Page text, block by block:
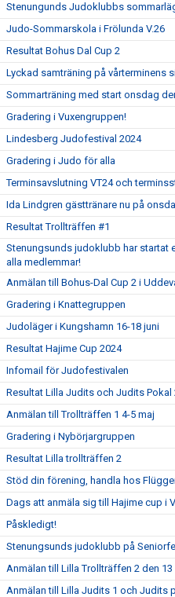
Stenungunds Judoklubbs
Judo-Sommarskola i Frölunda V.26
Resultat Bohus Dal Cup 2
Lyckad samträning på vårterminens
Sommarträning med start onsdag
Gradering i Vuxengruppen!
Lindesberg Judofestival 2024
Gradering i Judo för alla
Terminsavslutning VT24 och
Ida Lindgren gästtränare nu på
Resultat Trollträffen #1
Stenungsunds judoklubb har startat
alla medlemmar!
Anmälan till Bohus-Dal Cup 2 i
Gradering i Knattegruppen
Judoläger i Kungshamn 16-18 juni
Resultat Hajime Cup 2024
Infomail för Judofestivalen
Resultat Lilla Judits och Judits Pokal
Anmälan till Trollträffen 1 4-5 maj
Gradering i Nybörjargruppen
Resultat Lilla trollträffen 2
Stöd din förening, handla hos
Dags att anmäla sig till Hajime cup i
Påskledigt!
Stenungsunds judoklubb på
Anmälan till Lilla Trollträffen 2 den 13
Anmälan till Lilla Judits 1 och Judits